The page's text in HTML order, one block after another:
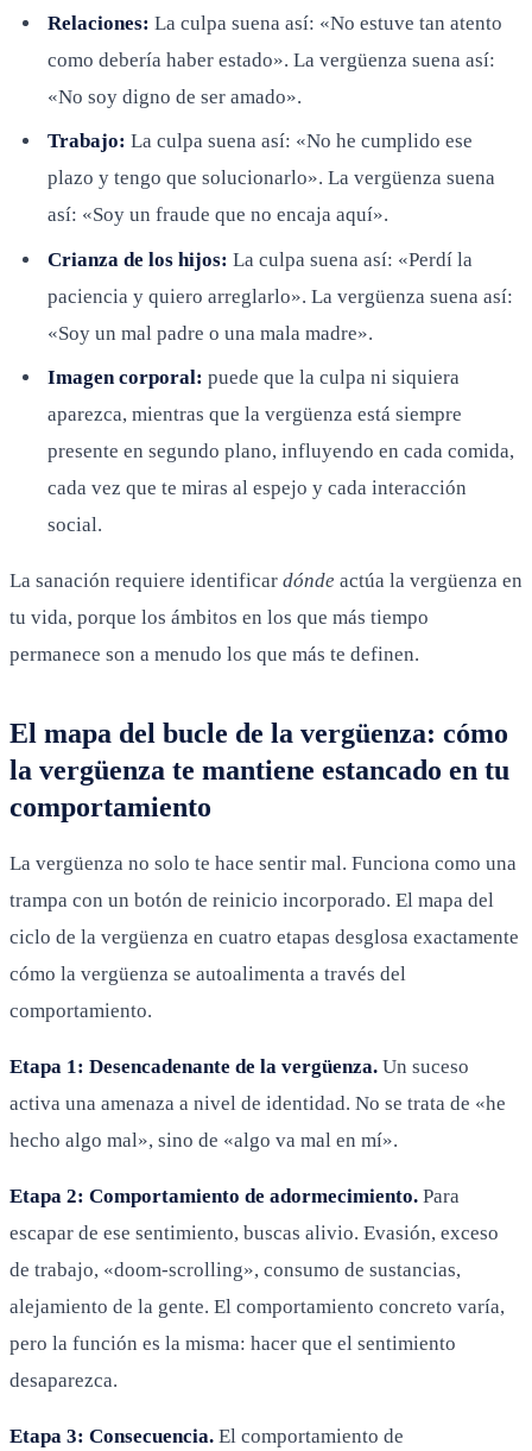
Relaciones: La culpa suena así: «No estuve tan atento
como debería haber estado». La vergüenza suena así:
«No soy digno de ser amado».
Trabajo: La culpa suena así: «No he cumplido ese
plazo y tengo que solucionarlo». La vergüenza suena
así: «Soy un fraude que no encaja aquí».
Crianza de los hijos: La culpa suena así: «Perdí la
paciencia y quiero arreglarlo». La vergüenza suena así:
«Soy un mal padre o una mala madre».
Imagen corporal: puede que la culpa ni siquiera
aparezca, mientras que la vergüenza está siempre
presente en segundo plano, influyendo en cada comida,
cada vez que te miras al espejo y cada interacción
social.
La sanación requiere identificar dónde actúa la vergüenza en
tu vida, porque los ámbitos en los que más tiempo
permanece son a menudo los que más te definen.
El mapa del bucle de la vergüenza: cómo
la vergüenza te mantiene estancado en tu
comportamiento
La vergüenza no solo te hace sentir mal. Funciona como una
trampa con un botón de reinicio incorporado. El mapa del
ciclo de la vergüenza en cuatro etapas desglosa exactamente
cómo la vergüenza se autoalimenta a través del
comportamiento.
Etapa 1: Desencadenante de la vergüenza. Un suceso
activa una amenaza a nivel de identidad. No se trata de «he
hecho algo mal», sino de «algo va mal en mí».
Etapa 2: Comportamiento de adormecimiento. Para
escapar de ese sentimiento, buscas alivio. Evasión, exceso
de trabajo, «doom-scrolling», consumo de sustancias,
alejamiento de la gente. El comportamiento concreto varía,
pero la función es la misma: hacer que el sentimiento
desaparezca.
Etapa 3: Consecuencia. El comportamiento de